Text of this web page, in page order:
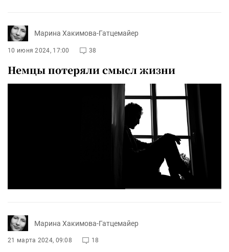
Марина Хакимова-Гатцемайер
10 июня 2024, 17:00 38
Немцы потеряли смысл жизни
Марина Хакимова-Гатцемайер
21 марта 2024, 09:08 18